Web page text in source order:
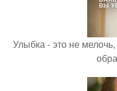
Улыбка - это не